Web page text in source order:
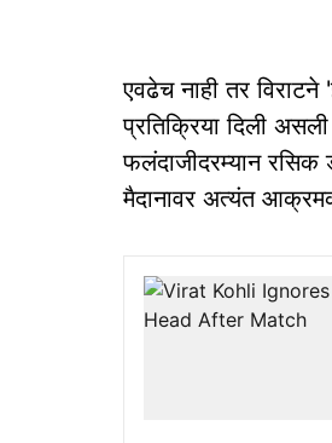
एवढेच नाही तर
प्रतिक्रिया दिली असली
फलंदाजीदरम्यान रसिक
मैदानावर अत्यंत